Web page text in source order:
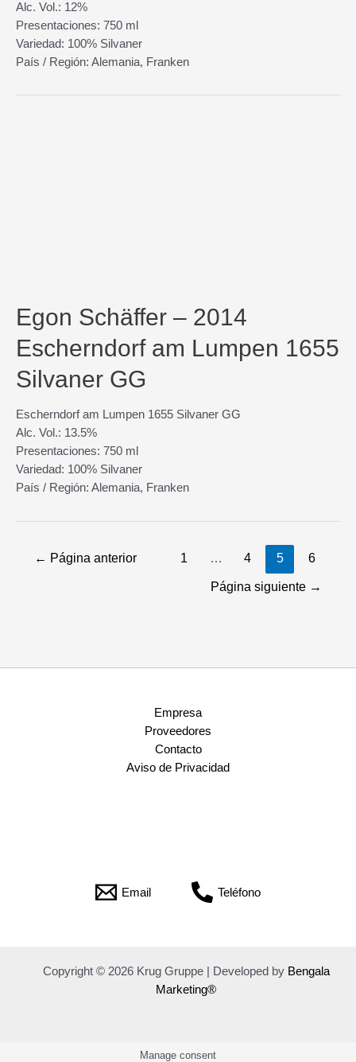
Alc. Vol.: 12%
Presentaciones: 750 ml
Variedad: 100% Silvaner
País / Región: Alemania, Franken
Egon Schäffer – 2014
Escherndorf am Lumpen 1655
Silvaner GG
Escherndorf am Lumpen 1655 Silvaner GG
Alc. Vol.: 13.5%
Presentaciones: 750 ml
Variedad: 100% Silvaner
País / Región: Alemania, Franken
← Página anterior 1 … 4 5 6
Página siguiente →
Empresa
Proveedores
Contacto
Aviso de Privacidad
Email Teléfono
Copyright © 2026 Krug Gruppe | Developed by Bengala
Marketing®
Manage consent